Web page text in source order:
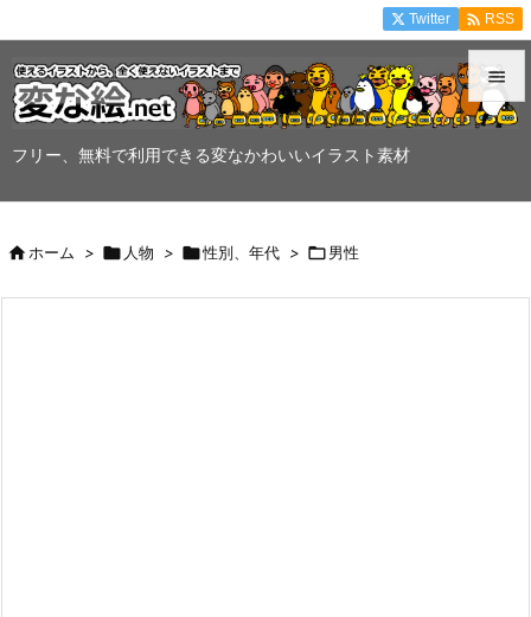
フリー、無料で利用できる変なかわいいイラスト素材


Twitter  RSS
ホーム >  人物 > 性別、年代 > 男性